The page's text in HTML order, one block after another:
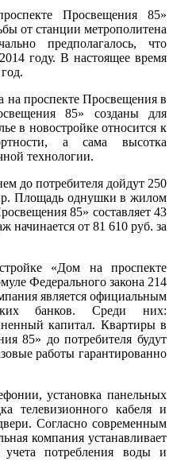
Просвещения 85»
от станции метрополитена
предполагалось, что
году. В настоящее время
на проспекте Просвещения в
85» созданы для
в новостройке относится к
а сама высотка
технологии.
до потребителя дойдут 250
Площадь однушки в жилом
85» составляет 43
начинается от 81 610 руб. за
«Дом на проспекте
Федерального закона 214
является официальным
банков. Среди них:
капитал. Квартиры в
85» до потребителя будут
работы гарантированно
установка панельных
телевизионного кабеля и
Согласно современным
компания устанавливает
потребления воды и